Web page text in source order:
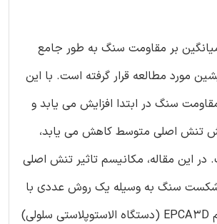
بر مقاومت سنگ به طور جامع
مورد مطالعه قرار گرفته است. با این
سنگ در ابتدا افزایش می یابد و
تنش اصلی متوسط کاهش می یابد،
این مقاله، مکانیسم تاثیر تنش اصلی
شکست سنگ به وسیله یک روش عددی با
استفاده از سیستم EPCA3D (دستگاه الاستوپلاستی سلولی)